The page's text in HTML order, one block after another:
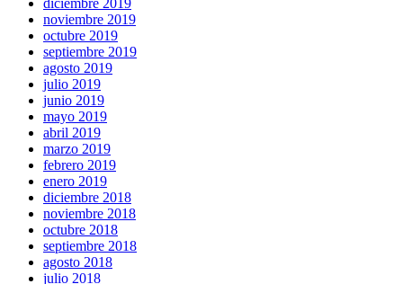
noviembre 2019
octubre 2019
septiembre 2019
agosto 2019
julio 2019
junio 2019
mayo 2019
abril 2019
marzo 2019
febrero 2019
enero 2019
diciembre 2018
noviembre 2018
octubre 2018
septiembre 2018
agosto 2018
julio 2018